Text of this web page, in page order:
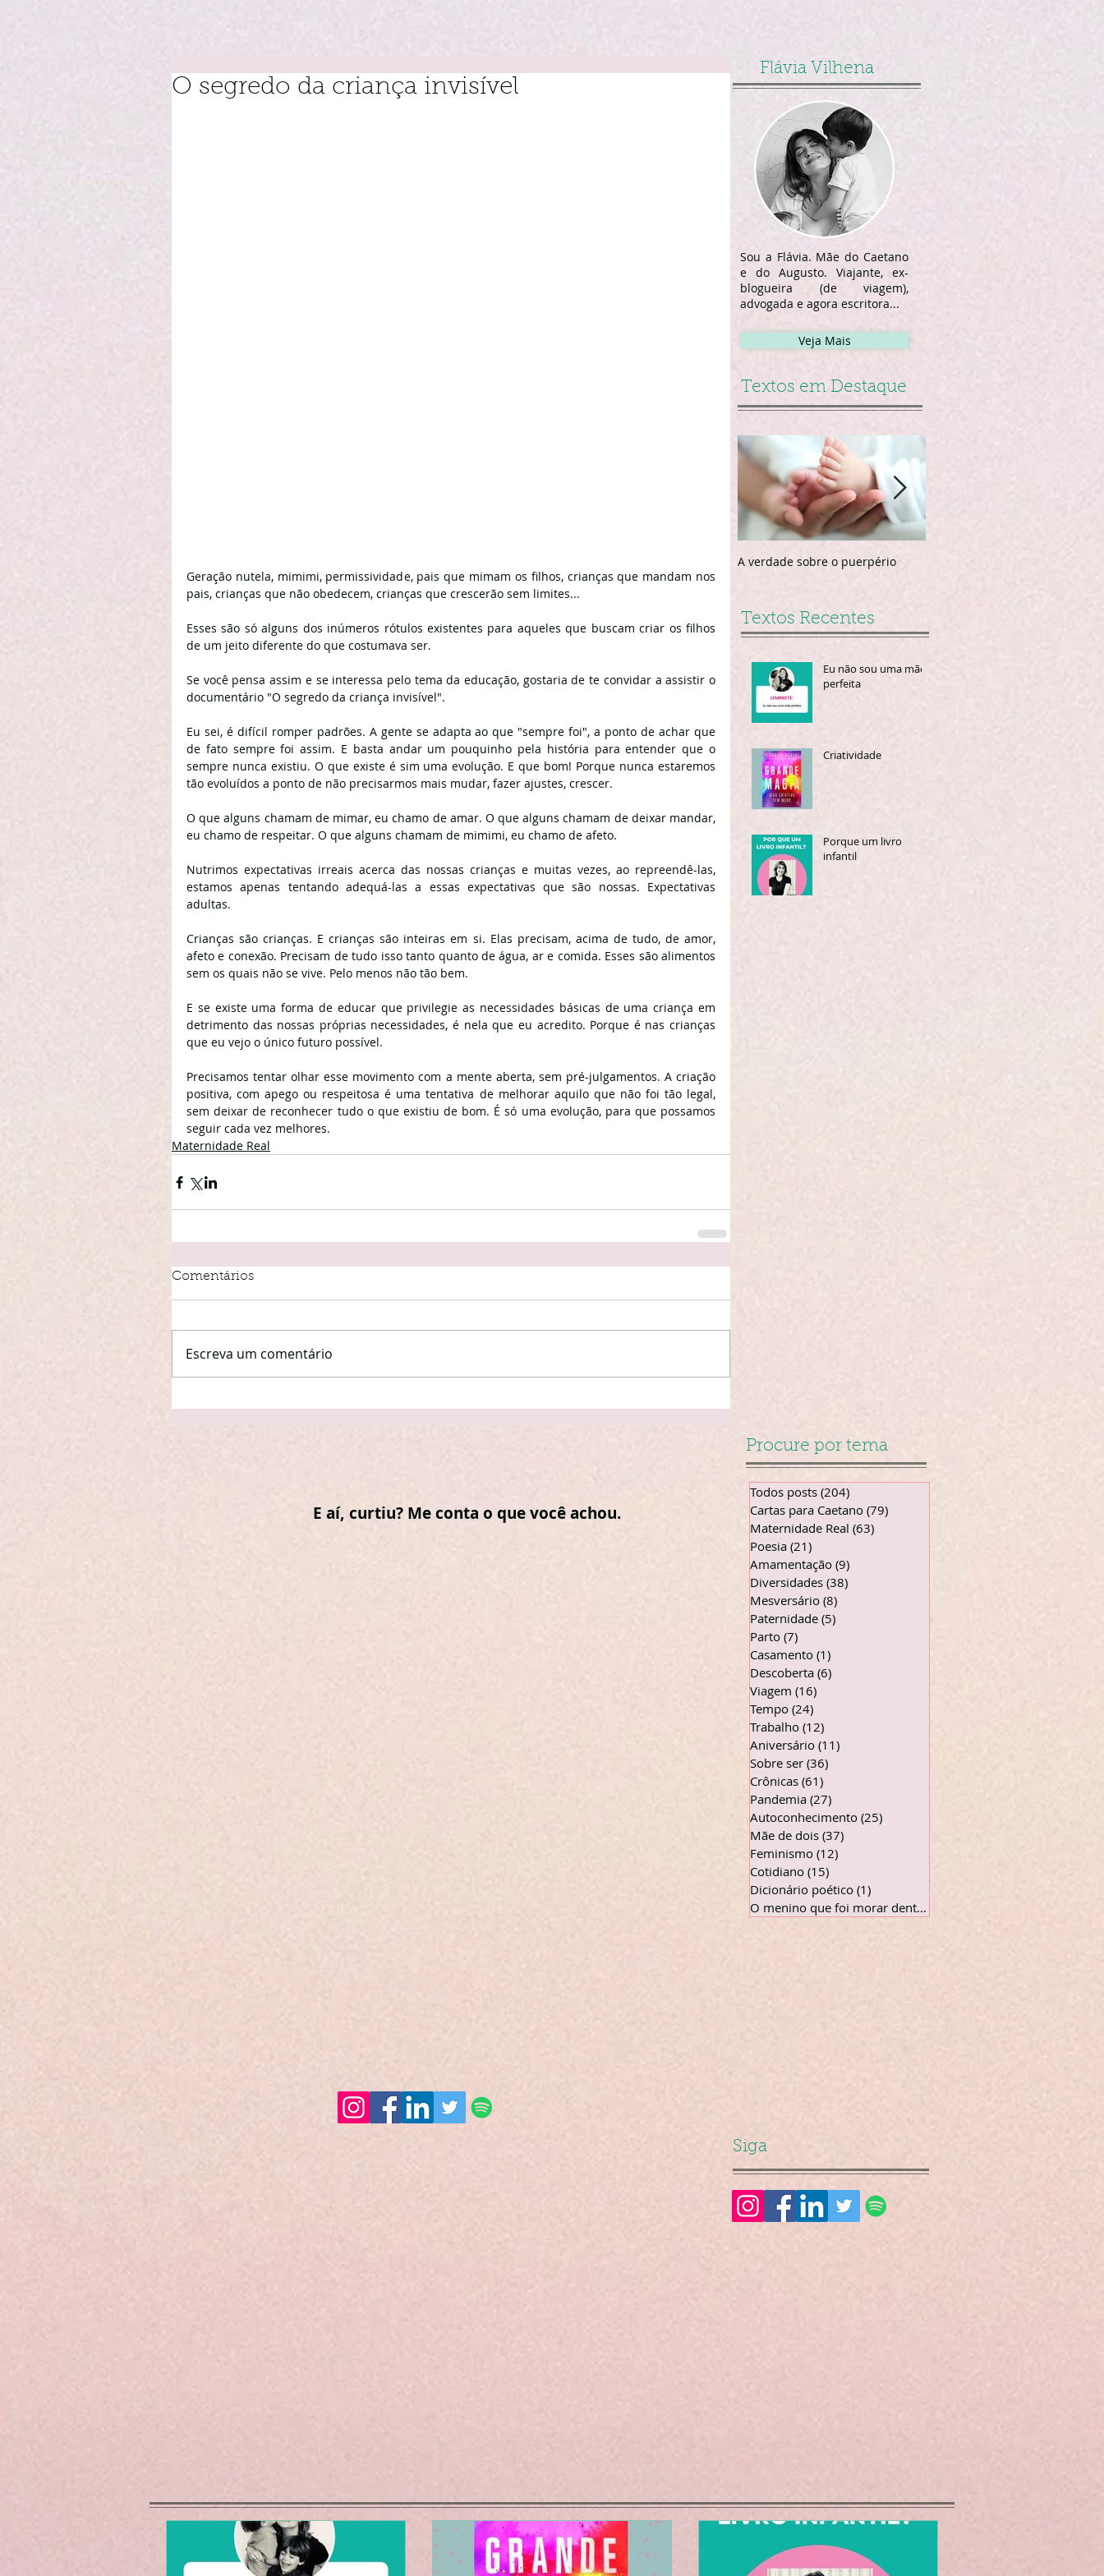
O segredo da criança invisível
Geração nutela, mimimi, permissividade, pais que mimam os filhos, crianças que mandam nos
pais, crianças que não obedecem, crianças que crescerão sem limites...
Esses são só alguns dos inúmeros rótulos existentes para aqueles que buscam criar os filhos
de um jeito diferente do que costumava ser.
Se você pensa assim e se interessa pelo tema da educação, gostaria de te convidar a assistir o
documentário "O segredo da criança invisível".
Eu sei, é difícil romper padrões. A gente se adapta ao que "sempre foi", a ponto de achar que
de fato sempre foi assim. E basta andar um pouquinho pela história para entender que o
sempre nunca existiu. O que existe é sim uma evolução. E que bom! Porque nunca estaremos
tão evoluídos a ponto de não precisarmos mais mudar, fazer ajustes, crescer.
O que alguns chamam de mimar, eu chamo de amar. O que alguns chamam de deixar mandar,
eu chamo de respeitar. O que alguns chamam de mimimi, eu chamo de afeto.
Nutrimos expectativas irreais acerca das nossas crianças e muitas vezes, ao repreendê-las,
estamos apenas tentando adequá-las a essas expectativas que são nossas. Expectativas
adultas.
Crianças são crianças. E crianças são inteiras em si. Elas precisam, acima de tudo, de amor,
afeto e conexão. Precisam de tudo isso tanto quanto de água, ar e comida. Esses são alimentos
sem os quais não se vive. Pelo menos não tão bem.
E se existe uma forma de educar que privilegie as necessidades básicas de uma criança em
detrimento das nossas próprias necessidades, é nela que eu acredito. Porque é nas crianças
que eu vejo o único futuro possível.
Precisamos tentar olhar esse movimento com a mente aberta, sem pré-julgamentos. A criação
positiva, com apego ou respeitosa é uma tentativa de melhorar aquilo que não foi tão legal,
sem deixar de reconhecer tudo o que existiu de bom. É só uma evolução, para que possamos
seguir cada vez melhores.
Maternidade Real
Comentários
Escreva um comentário
Flávia Vilhena
Sou a Flávia. Mãe do Caetano
e do Augusto. Viajante, ex-
blogueira (de viagem),
advogada e agora escritora...
Veja Mais
Textos em Destaque
A verdade sobre o puerpério
Textos Recentes
Eu não sou uma mãe
perfeita
Criatividade
Porque um livro
infantil
Procure por tema
E aí, curtiu? Me conta o que você achou.
Todos posts (204)
Cartas para Caetano (79)
Maternidade Real (63)
Poesia (21)
Amamentação (9)
Diversidades (38)
Mesversário (8)
Paternidade (5)
Parto (7)
Casamento (1)
Descoberta (6)
Viagem (16)
Tempo (24)
Trabalho (12)
Aniversário (11)
Sobre ser (36)
Crônicas (61)
Pandemia (27)
Autoconhecimento (25)
Mãe de dois (37)
Feminismo (12)
Cotidiano (15)
Dicionário poético (1)
O menino que foi morar dentro da te
Siga